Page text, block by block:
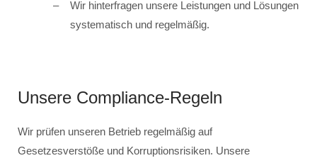
Wir hinterfragen unsere Leistungen und Lösungen
systematisch und regelmäßig.
Unsere Compliance-Regeln
Wir prüfen unseren Betrieb regelmäßig auf
Gesetzesverstöße und Korruptionsrisiken. Unsere